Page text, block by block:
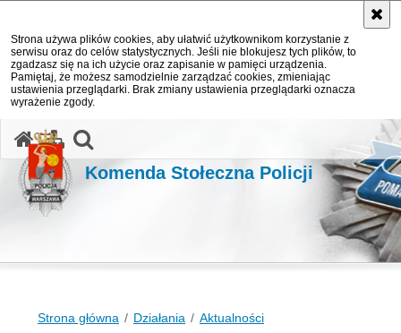
Strona używa plików cookies, aby ułatwić użytkownikom korzystanie z
serwisu oraz do celów statystycznych. Jeśli nie blokujesz tych plików, to
zgadzasz się na ich użycie oraz zapisanie w pamięci urządzenia.
Pamiętaj, że możesz samodzielnie zarządzać cookies, zmieniając
ustawienia przeglądarki. Brak zmiany ustawienia przeglądarki oznacza
wyrażenie zgody.
Komenda Stołeczna Policji
Strona główna Działania Aktualności